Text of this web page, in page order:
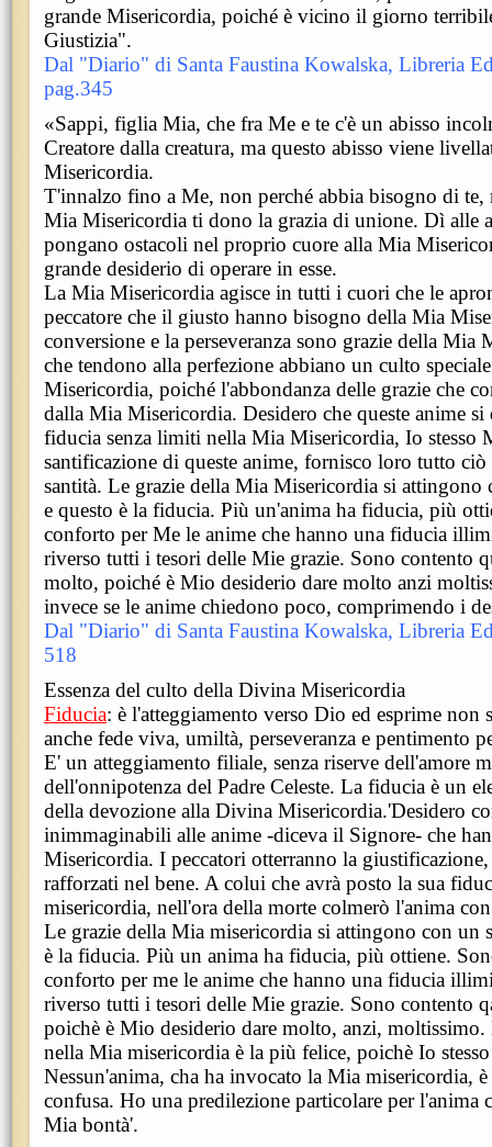
grande Misericordia, poiché è vicino il giorno
Giustizia".
Dal "Diario" di Santa Faustina Kowalska, Libreria
pag.345
«Sappi, figlia Mia, che fra Me e te c'è un abisso
Creatore dalla creatura, ma questo abisso viene
Misericordia.
T'innalzo fino a Me, non perché abbia bisogno di te,
Mia Misericordia ti dono la grazia di unione. Dì alle
pongano ostacoli nel proprio cuore alla Mia
grande desiderio di operare in esse.
La Mia Misericordia agisce in tutti i cuori che le
peccatore che il giusto hanno bisogno della Mia
conversione e la perseveranza sono grazie della Mia
che tendono alla perfezione abbiano un culto
Misericordia, poiché l'abbondanza delle grazie che
dalla Mia Misericordia. Desidero che queste anime
fiducia senza limiti nella Mia Misericordia, Io stesso
santificazione di queste anime, fornisco loro tutto ciò
santità. Le grazie della Mia Misericordia si attingono
e questo è la fiducia. Più un'anima ha fiducia, più
conforto per Me le anime che hanno una fiducia
riverso tutti i tesori delle Mie grazie. Sono contento
molto, poiché è Mio desiderio dare molto anzi
invece se le anime chiedono poco, comprimendo i
Dal "Diario" di Santa Faustina Kowalska, Libreria
518
Essenza del culto della Divina Misericordia
Fiducia: è l'atteggiamento verso Dio ed esprime non
anche fede viva, umiltà, perseveranza e pentimento
E' un atteggiamento filiale, senza riserve dell'amore
dell'onnipotenza del Padre Celeste. La fiducia è un
della devozione alla Divina Misericordia.'Desidero
inimmaginabili alle anime -diceva il Signore- che
Misericordia. I peccatori otterranno la
rafforzati nel bene. A colui che avrà posto la sua
misericordia, nell'ora della morte colmerò l'anima
Le grazie della Mia misericordia si attingono con un
è la fiducia. Più un anima ha fiducia, più ottiene.
conforto per me le anime che hanno una fiducia
riverso tutti i tesori delle Mie grazie. Sono contento
poichè è Mio desiderio dare molto, anzi,
nella Mia misericordia è la più felice, poichè Io
Nessun'anima, cha ha invocato la Mia misericordia, è
confusa. Ho una predilezione particolare per l'anima
Mia bontà'.